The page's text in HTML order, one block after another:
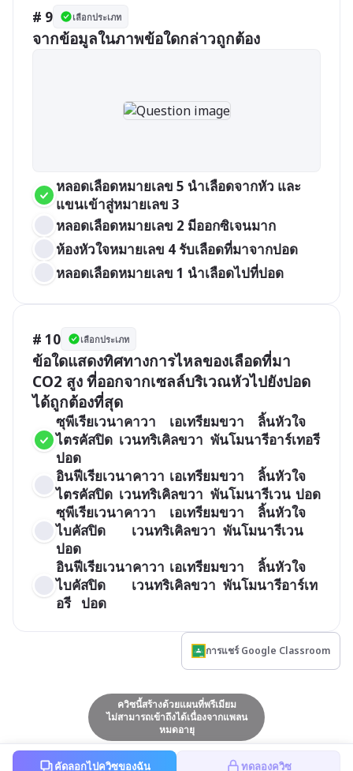
# 9 เลือกประเภท
จากข้อมูลในภาพข้อใดกล่าวถูกต้อง
หลอดเลือดหมายเลข 5 นำเลือดจากหัว และ
แขนเข้าสู่หมายเลข 3
หลอดเลือดหมายเลข 2 มีออกซิเจนมาก
ห้องหัวใจหมายเลข 4 รับเลือดที่มาจากปอด
หลอดเลือดหมายเลข 1 นำเลือดไปที่ปอด
# 10 เลือกประเภท
ข้อใดแสดงทิศทางการไหลของเลือดที่มา
CO2 สูง ที่ออกจากเซลล์บริเวณหัวไปยังปอด
ได้ถูกต้องที่สุด
ซุพีเรียเวนาคาวา	เอเทรียมขวา	ลิ้นหัวใจ
ไตรคัสปิด	เวนทริเคิลขวา	 พันโมนารีอาร์เทอรี
ปอด
อินฟีเรียเวนาคาวา	เอเทรียมขวา	ลิ้นหัวใจ
ไตรคัสปิด	เวนทริเคิลขวา	 พันโมนารีเวน	ปอด
ซุพีเรียเวนาคาวา	เอเทรียมขวา	ลิ้นหัวใจ
ไบคัสปิด		เวนทริเคิลขวา	 พันโมนารีเวน
ปอด
อินฟีเรียเวนาคาวา	เอเทรียมขวา	ลิ้นหัวใจ
ไบคัสปิด		เวนทริเคิลขวา	 พันโมนารีอาร์เท
อรี	ปอด
การแชร์ Google Classroom
ควิซนี้สร้างด้วยแผนที่พรีเมียม
ไม่สามารถเข้าถึงได้เนื่องจากแพลน
หมดอายุ
คัดลอกไปควิซของฉัน ทดลองควิซ